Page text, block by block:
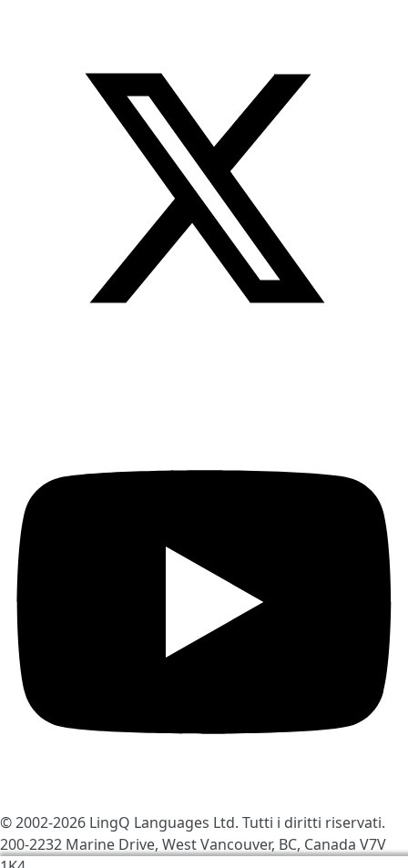
© 2002-2026 LingQ Languages Ltd. Tutti i diritti riservati.
200-2232 Marine Drive, West Vancouver, BC, Canada V7V